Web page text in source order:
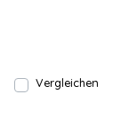
Vergleichen